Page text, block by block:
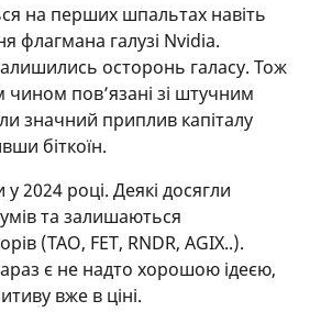
на перших шпальтах навіть
флагмана галузі Nvidia.
осторонь галасу. Тож
пов’язані зі штучним
значний приплив капіталу
біткоїн.
2024 році. Деякі досягли
та залишаються
(TAO, FET, RNDR, AGIX..).
є не надто хорошою ідеєю,
вже в ціні.